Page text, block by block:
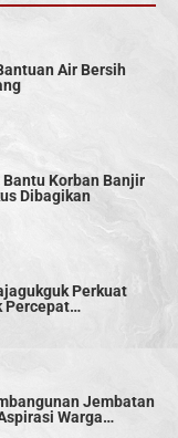
Air Bersih
Korban Banjir
Dibagikan
Perkuat
Percepat
Jembatan
Warga